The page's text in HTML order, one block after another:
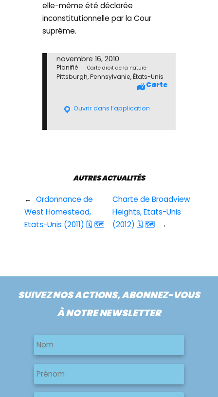
elle-même été déclarée
inconstitutionnelle par la Cour
suprême.
novembre 16, 2010
Planifié Carte droit de la nature
Pittsburgh, Pennsylvanie, États-Unis
Carte
Ouvrir dans l’application
← Ordonnance de
West Homestead,
Etats-Unis (2011) 🗓 🗺
AUTRES ACTUALITÉS
Charte de Broadview
Heights, Etats-Unis
(2012) 🗓 🗺
→
SUIVEZ NOS ACTIONS, ABONNEZ-VOUS
À NOTRE NEWSLETTER
Nom
Nom
Nom
Prénom
E-